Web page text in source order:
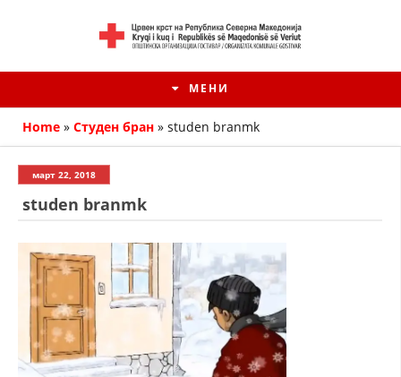
МЕНИ
HISTORIA E KRYQIT TË KUQ
ИСТОРИЈАТ НА ДВИЖЕЊЕТО
Home » Студен бран » studen branmk
март 22, 2018
studen branmk